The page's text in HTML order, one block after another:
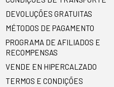
DEVOLUÇÕES GRATUITAS
MÉTODOS DE PAGAMENTO
PROGRAMA DE AFILIADOS E
RECOMPENSAS
VENDE EN HIPERCALZADO
TERMOS E CONDIÇÕES